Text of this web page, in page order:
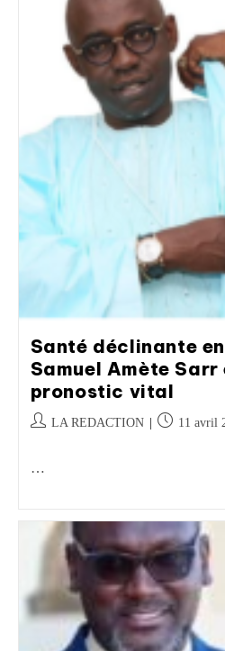
Santé déclinante
Samuel Amète
pronostic vital
LA REDACTION 11 avril
…